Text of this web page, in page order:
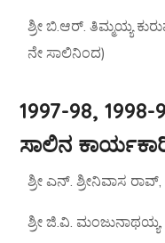
ಶ್ರೀ ಬಿ.ಆರ್. ತಿಮ್ಮಯ್ಯ
ನೇ ಸಾಲಿನಿಂದ)
1997-98,
ಸಾಲಿನ
ಶ್ರೀ ಎನ್. ಶ್ರೀನಿವಾಸ
ಶ್ರೀ ಜಿ.ವಿ. ಮಂಜುನಾಥಯ್ಯ,